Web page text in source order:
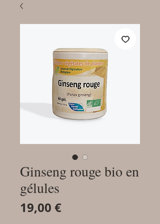
Ginseng rouge bio en
gélules
19,00 €Prix